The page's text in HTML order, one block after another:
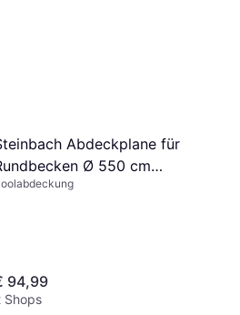
Abdeckplane für
Ø 550 cm
94,99
Shops